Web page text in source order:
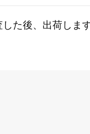
た後、出荷しま